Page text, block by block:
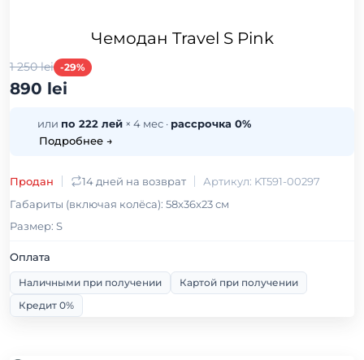
Чемодан Travel S Pink
1 250 lei -29%
890 lei
или по 222 лей × 4 мес · рассрочка 0%
Подробнее →
Продан 14 дней на возврат
Артикул: KT591-00297
Габариты (включая колёса): 58x36x23 см
Размер: S
Оплата
Наличными при получении
Картой при получении
Кредит 0%